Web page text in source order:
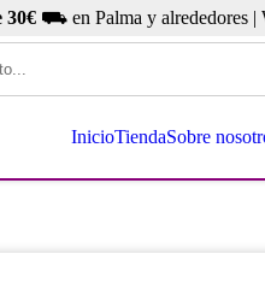
30€ ⛟ en Palma y alrededores |
InicioTiendaSobre